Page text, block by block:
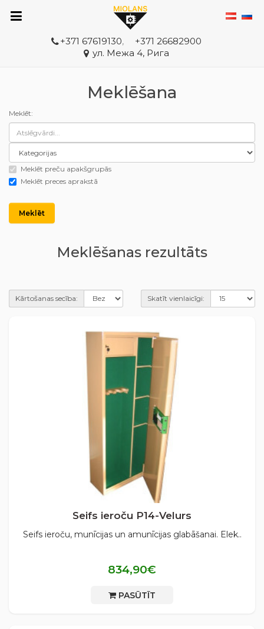
+371 67619130,
+371 26682900
ул. Межа 4, Рига
Meklēšana
Meklēt:
Meklēt preču apakšgrupās
Meklēt preces aprakstā
Meklēšanas rezultāts
Kārtošanas secība: Skatīt vienlaicīgi:
Seifs ieroču P14-Velurs
Seifs ieroču, munīcijas un amunīcijas glabāšanai. Elek..
834,90€
PASŪTĪT